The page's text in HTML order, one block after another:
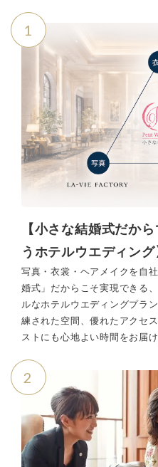
1
【小さな結婚式だか
うホテルウエディング
写真・衣裳・ヘアメイクを自
婚式」だからこそ実現できる
ルなホテルウエディングプラ
練された空間、優れたアクセ
ストにも心地よい時間をお届け
2